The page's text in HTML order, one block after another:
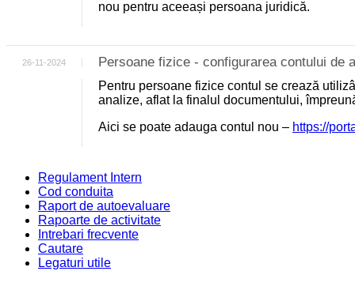
nou pentru aceeași persoana juridică.
26-11-2024 Persoane fizice - configurarea contului de
Pentru persoane fizice contul se crează
analize, aflat la finalul documentului,
Aici se poate adauga contul nou – https://
Regulament Intern
Cod conduita
Raport de autoevaluare
Rapoarte de activitate
Intrebari frecvente
Cautare
Legaturi utile